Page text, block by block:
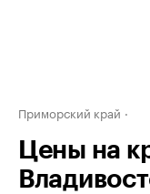
Приморский край
Цены на